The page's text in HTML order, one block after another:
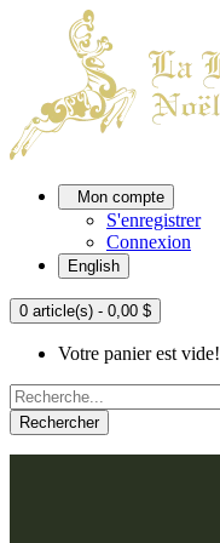
Mon compte
S'enregistrer
Connexion
English
0 article(s) - 0,00 $
Votre panier est vide!
Rechercher